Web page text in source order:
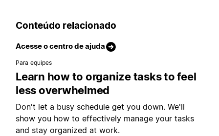
Conteúdo relacionado
Acesse o centro de ajuda
Para equipes
Learn how to organize tasks to feel
less overwhelmed
Don't let a busy schedule get you down. We'll
show you how to effectively manage your tasks
and stay organized at work.